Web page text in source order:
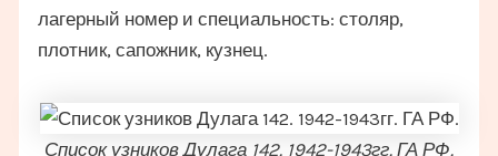
лагерный номер и специальность: столяр,
плотник, сапожник, кузнец.
Список узников Дулага 142. 1942-1943гг. ГА РФ.